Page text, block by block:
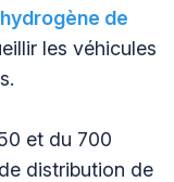
de
les véhicules
et du 700
distribution de